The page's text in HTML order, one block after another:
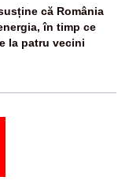
că România
în timp ce
la patru vecini